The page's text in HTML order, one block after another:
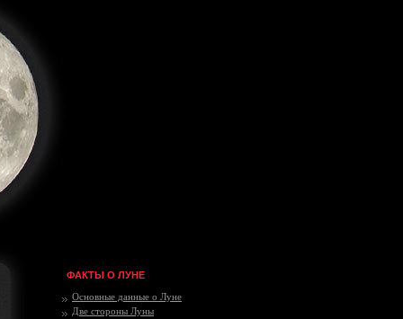
ФАКТЫ О ЛУНЕ
Основные данные о Луне
Две стороны Луны